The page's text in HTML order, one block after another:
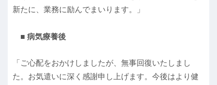
新たに、業務に励んでまいります。」
■ 病気療養後
「ご心配をおかけしましたが、無事回復いたしまし
た。お気遣いに深く感謝申し上げます。今後はより健